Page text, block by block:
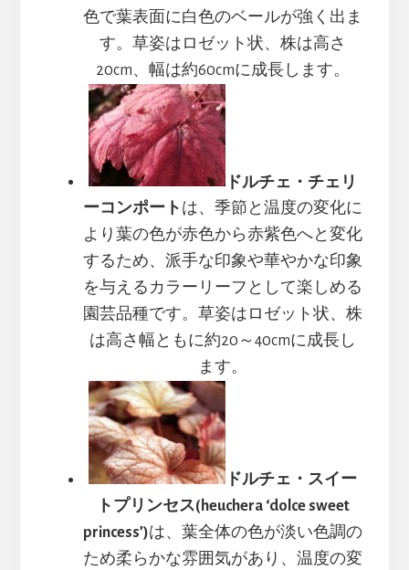
色で葉表面に白色のベールが強く出ま
す。草姿はロゼット状、株は高さ
20cm、幅は約60cmに成長します。
ドルチェ・チェリ
ーコンポート は、季節と温度の変化に
より葉の色が赤色から赤紫色へと変化
するため、派手な印象や華やかな印象
を与えるカラーリーフとして楽しめる
園芸品種です。草姿はロゼット状、株
は高さ幅ともに約20～40cmに成長し
ます。
ドルチェ・スイー
トプリンセス(heuchera ‘dolce sweet
princess’)は、葉全体の色が淡い色調の
ため柔らかな雰囲気があり、温度の変